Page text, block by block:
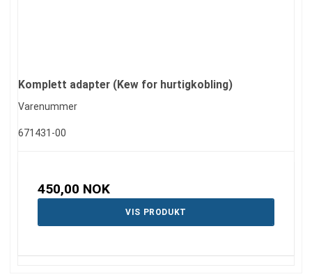
Komplett adapter (Kew for hurtigkobling)
Varenummer
671431-00
450,00 NOK
VIS PRODUKT